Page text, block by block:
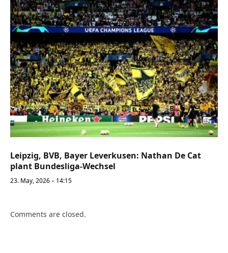
Leipzig, BVB, Bayer Leverkusen: Nathan De Cat
plant Bundesliga-Wechsel
23. May, 2026 – 14:15
Comments are closed.